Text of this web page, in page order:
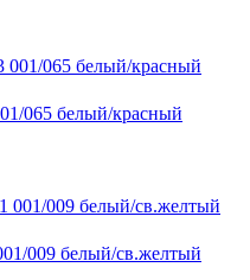
065 белый/красный
009 белый/св.желтый